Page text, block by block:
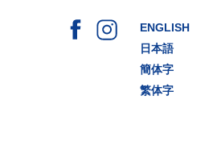
ENGLISH
日本語
簡体字
繁体字